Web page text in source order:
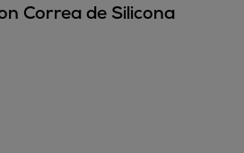
Correa de Silicona